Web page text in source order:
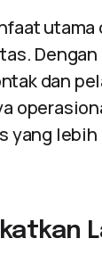
utama
dan
yang